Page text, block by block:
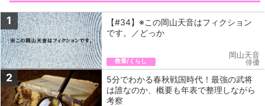
1
【#34】※この岡山天音はフィクション
です。／どっか
教養/くらし
岡山天音
俳優
2
5分でわかる春秋戦国時代！最強の武将
は誰なのか、概要も年表で整理しながら
考察